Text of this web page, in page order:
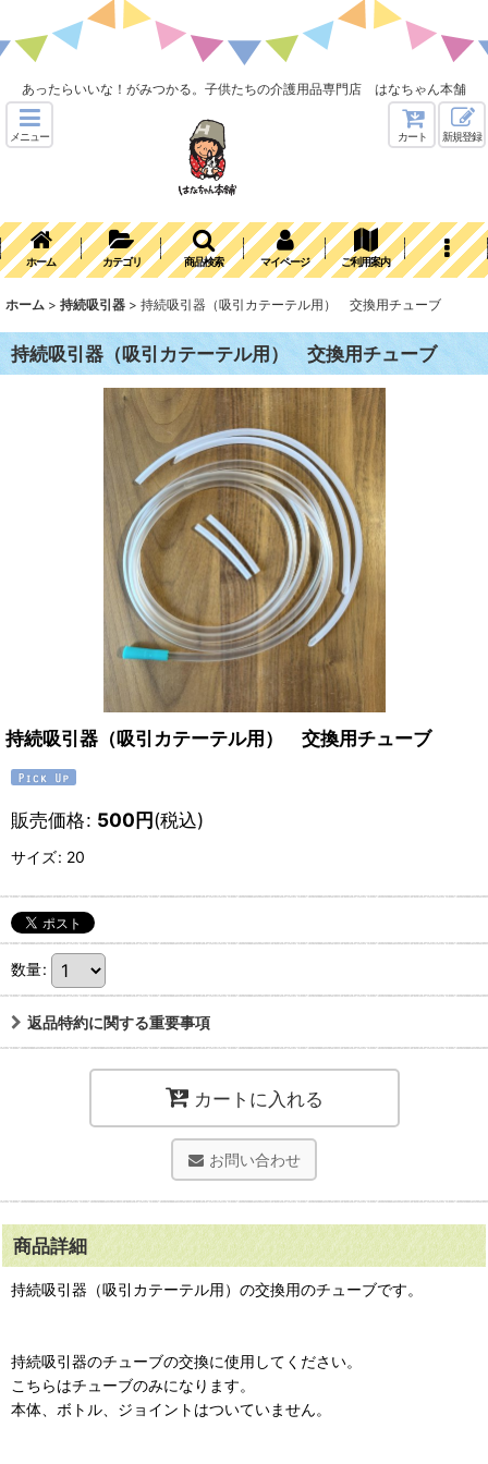
あったらいいな！がみつかる。子供たちの介護用品専門店 はなちゃん本舗
メニュー カート 新規登録
ホーム カテゴリ 商品検索 マイページ ご利用案内
ホーム > 持続吸引器 > 持続吸引器（吸引カテーテル用） 交換用チューブ
持続吸引器（吸引カテーテル用） 交換用チューブ
持続吸引器（吸引カテーテル用） 交換用チューブ
販売価格: 500円(税込)
サイズ: 20
数量:
返品特約に関する重要事項
カートに入れる
お問い合わせ
商品詳細
持続吸引器（吸引カテーテル用）の交換用のチューブです。
持続吸引器のチューブの交換に使用してください。
こちらはチューブのみになります。
本体、ボトル、ジョイントはついていません。